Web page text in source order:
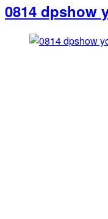
0814 dpshow